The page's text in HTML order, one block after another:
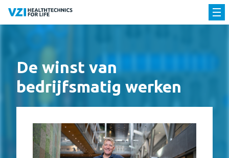
De winst van
bedrijfsmatig werken